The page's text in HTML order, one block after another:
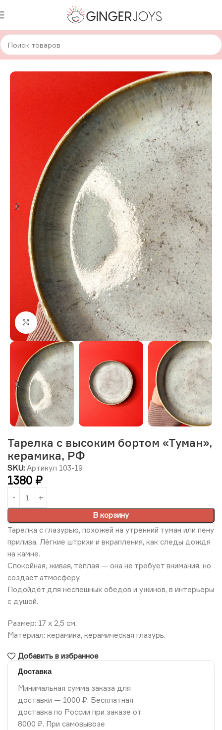
Главная Для дома и уюта Посуда Авторская керамика
Нажмите, чтобы увеличить изображение
Тарелка с высоким бортом «Туман»,
керамика, РФ
SKU: Артикул 103-19
1380 ₽
В корзину
Тарелка с глазурью, похожей на утренний туман или пену
прилива. Лёгкие штрихи и вкрапления, как следы дождя
на камне.
Спокойная, живая, тёплая — она не требует внимания, но
создаёт атмосферу.
Подойдёт для неспешных обедов и ужинов, в интерьеры
с душой.
Размер: 17 х 2,5 см.
Материал: керамика, керамическая глазурь.
Добавить в избранное
Доставка
Минимальная сумма заказа для
доставки — 1000 ₽. Бесплатная
доставка по России при заказе от
8000 ₽. При самовывозе